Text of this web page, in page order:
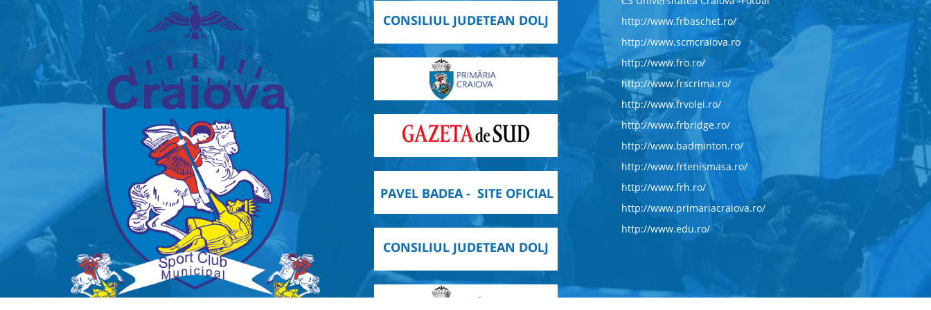
http://www.frbaschet.ro/
http://www.scmcraiova.ro
http://www.fro.ro/
http://www.frscrima.ro/
http://www.frvolei.ro/
http://www.frbridge.ro/
http://www.badminton.ro/
http://www.frtenismasa.ro/
http://www.frh.ro/
http://www.primariacraiova.ro/
http://www.edu.ro/